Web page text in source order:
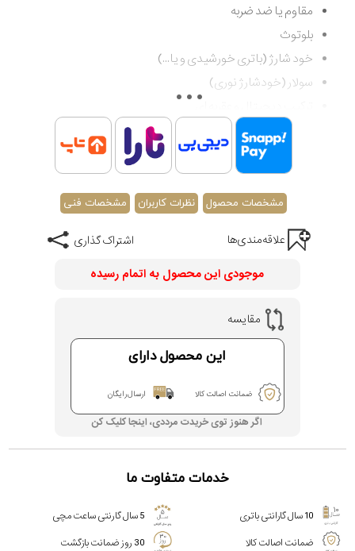
مقاوم یا ضد ضربه
بلوتوث
خود شارژ (باتری خورشیدی و یا...)
سولار (خودشارژ نوری)
تایمر شمارش گر معکوس
مقاوم در برابر آب از 200 متر به بالا (غواصی عمیق)
اصالت کشور ژاپن
گارانتی مادام العمر اصالت کالا
مشخصات محصول نظرات کاربران مشخصات فنی
اشتراک گذاری
علاقه‌مندی‌ها
موجودی این محصول به اتمام رسیده
مقایسه
این محصول دارای
ضمانت اصالت کالا ارسال رایگان
اگر هنوز توی خریدت مرددی، اینجا کلیک کن
خدمات متفاوت ما
10 سال گارانتی باتری
5 سال گارنتی ساعت مچی
ضمانت اصالت کالا
30 روز ضمانت بازگشت